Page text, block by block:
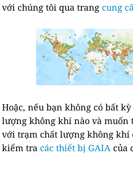
với chúng tôi qua trang cung
Hoặc, nếu bạn không có bất
lượng không khí nào và muốn
với trạm chất lượng không khí
kiểm tra các thiết bị GAIA của